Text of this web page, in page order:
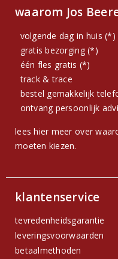
waarom Jos
volgende dag in huis (*)
gratis bezorging (*)
één fles gratis (*)
track & trace
bestel gemakkelijk
ontvang persoonlijk
lees hier meer over
moeten kiezen.
klantenservice
tevredenheidsgarantie
leveringsvoorwaarden
betaalmethoden